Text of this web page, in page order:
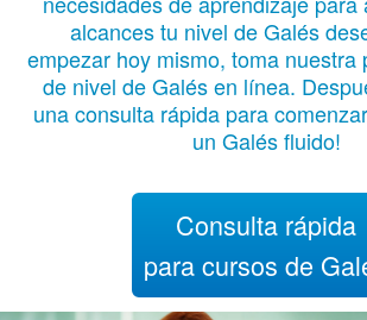
alcances tu nivel de Galés
empezar hoy mismo, toma nuestra
de nivel de Galés en línea.
una consulta rápida para
un Galés fluido!
Consulta rápida
para cursos de